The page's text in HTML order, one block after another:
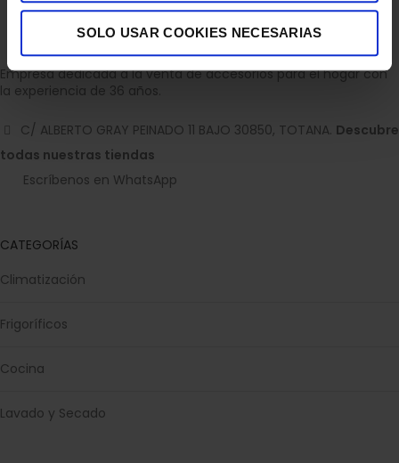
SOLO USAR COOKIES NECESARIAS
Empresa dedicada a la venta de accesorios para el hogar con
la experiencia de 36 años.
C/ ALBERTO GRAY PEINADO 11 BAJO 30850, TOTANA. Descubre
todas nuestras tiendas
Escríbenos en WhatsApp
CATEGORÍAS
Climatización
Frigoríficos
Cocina
Lavado y Secado